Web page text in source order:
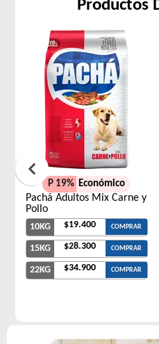
Productos
P 19% Económico
Pachá Adultos Mix Carne y
Pollo
10KG $19.400 COMPRAR
15KG $28.300 COMPRAR
22KG $34.900 COMPRAR